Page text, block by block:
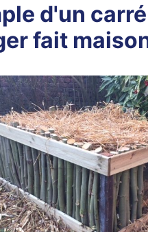
d'un carré
fait